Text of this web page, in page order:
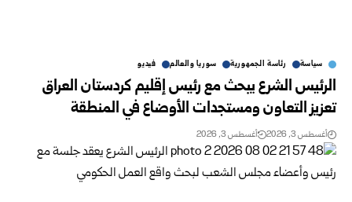
سياسة رئاسة الجمهورية سوريا والعالم فيديو
الرئيس الشرع يبحث مع رئيس إقليم كردستان العراق
تعزيز التعاون ومستجدات الأوضاع في المنطقة
أغسطس 3, 2026 أغسطس 3, 2026